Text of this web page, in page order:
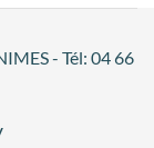
- Tél: 04 66